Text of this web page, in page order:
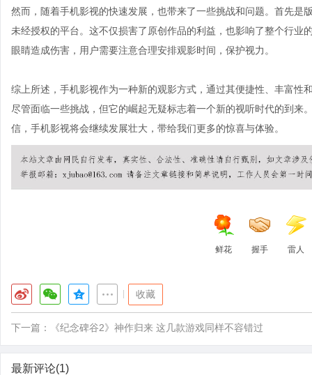
然而，随着手机影视的快速发展，也带来了一些挑战和问题。首先是
未经授权的平台。这不仅损害了原创作品的利益，也影响了整个行业
眼睛造成伤害，用户需要注意合理安排观影时间，保护视力。
综上所述，手机影视作为一种新的观影方式，通过其便捷性、丰富性
尽管面临一些挑战，但它的崛起无疑标志着一个新的视听时代的到
信，手机影视将会继续发展壮大，带给我们更多的惊喜与体验。
鲜花 握手 雷人
收藏
下一篇： 《纪念碑谷2》神作归来 这几款游戏同样不容错过
最新评论(1)